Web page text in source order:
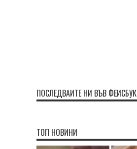
ПОСЛЕДВАЙТЕ НИ ВЪВ ФЕЙСБУК
ТОП НОВИНИ